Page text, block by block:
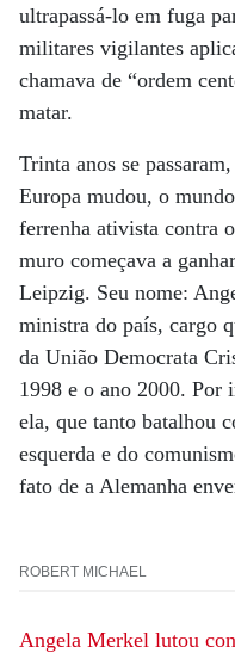
ultrapassá-lo em fuga
militares vigilantes
chamava de “ordem
matar.
Trinta anos se
Europa mudou, o
ferrenha ativista contra
muro começava a
Leipzig. Seu nome:
ministra do país, cargo
da União Democrata
1998 e o ano 2000. Por
ela, que tanto batalhou
esquerda e do
fato de a Alemanha
ROBERT MICHAEL
Angela Merkel lutou